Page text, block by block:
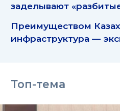
заделывают
Преимуществом
инфраструктура —
Топ-тема